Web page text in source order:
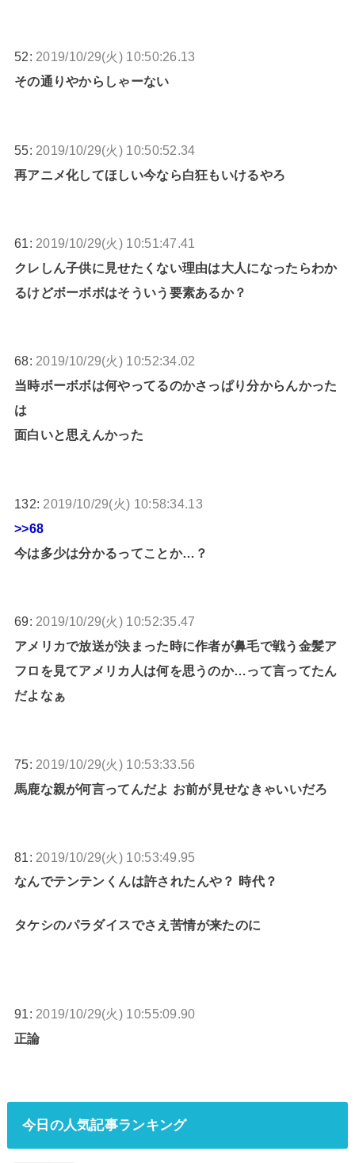
52: 2019/10/29(火) 10:50:26.13
その通りやからしゃーない
55: 2019/10/29(火) 10:50:52.34
再アニメ化してほしい今なら白狂もいけるやろ
61: 2019/10/29(火) 10:51:47.41
クレしん子供に見せたくない理由は大人になったらわか
るけどボーボボはそういう要素あるか？
68: 2019/10/29(火) 10:52:34.02
当時ボーボボは何やってるのかさっぱり分からんかった
は
面白いと思えんかった
132: 2019/10/29(火) 10:58:34.13
>>68
今は多少は分かるってことか…？
69: 2019/10/29(火) 10:52:35.47
アメリカで放送が決まった時に作者が鼻毛で戦う金髪ア
フロを見てアメリカ人は何を思うのか…って言ってたん
だよなぁ
75: 2019/10/29(火) 10:53:33.56
馬鹿な親が何言ってんだよ お前が見せなきゃいいだろ
81: 2019/10/29(火) 10:53:49.95
なんでテンテンくんは許されたんや？ 時代？
タケシのパラダイスでさえ苦情が来たのに
91: 2019/10/29(火) 10:55:09.90
正論
今日の人気記事ランキング